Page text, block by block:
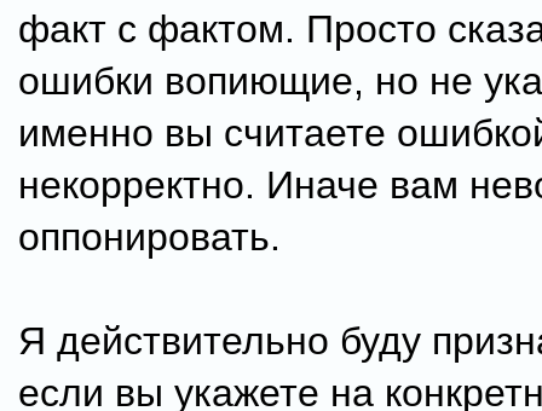
факт с фактом. Просто
ошибки вопиющие, но не
именно вы считаете
некорректно. Иначе вам
оппонировать.
Я действительно буду
если вы укажете на